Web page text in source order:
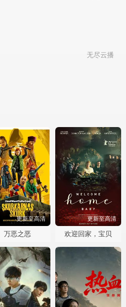
无尽云播
更新至高清
万恶之恶
更新至高清
欢迎回家，宝贝